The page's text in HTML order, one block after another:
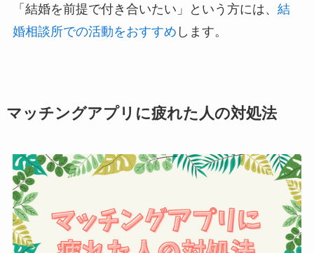
「結婚を前提で付き合いたい」という方には、 結
婚相談所での活動をおすすめ します。
マッチングアプリに疲れた人の対処法